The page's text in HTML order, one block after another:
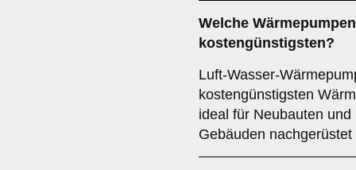
Welche
kostengünstigsten?
Luft-Wasser-
kostengünstigsten
ideal für Neubauten
Gebäuden nachgerüstet